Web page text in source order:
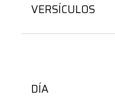
VERSÍCULOS
DÍA